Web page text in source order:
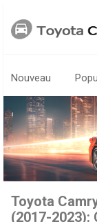
Nouveau
Toyota
(2017-2023):